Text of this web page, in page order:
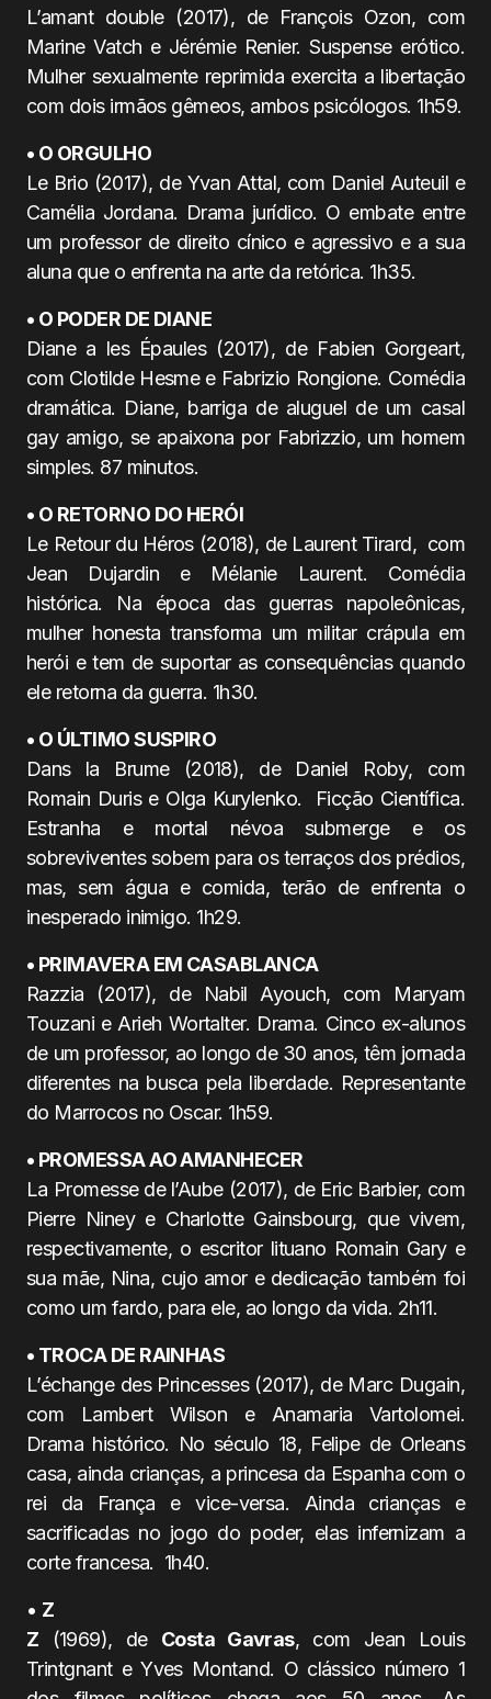
L’amant double (2017), de François Ozon, com
Marine Vatch e Jérémie Renier. Suspense erótico.
Mulher sexualmente reprimida exercita a libertação
com dois irmãos gêmeos, ambos psicólogos. 1h59.
• O ORGULHO
Le Brio (2017), de Yvan Attal, com Daniel Auteuil e
Camélia Jordana. Drama jurídico. O embate entre
um professor de direito cínico e agressivo e a sua
aluna que o enfrenta na arte da retórica. 1h35.
• O PODER DE DIANE
Diane a les Épaules (2017), de Fabien Gorgeart,
com Clotilde Hesme e Fabrizio Rongione. Comédia
dramática. Diane, barriga de aluguel de um casal
gay amigo, se apaixona por Fabrizzio, um homem
simples. 87 minutos.
• O RETORNO DO HERÓI
Le Retour du Héros (2018), de Laurent Tirard, com
Jean Dujardin e Mélanie Laurent. Comédia
histórica. Na época das guerras napoleônicas,
mulher honesta transforma um militar crápula em
herói e tem de suportar as consequências quando
ele retorna da guerra. 1h30.
• O ÚLTIMO SUSPIRO
Dans la Brume (2018), de Daniel Roby, com
Romain Duris e Olga Kurylenko. Ficção Científica.
Estranha e mortal névoa submerge e os
sobreviventes sobem para os terraços dos prédios,
mas, sem água e comida, terão de enfrenta o
inesperado inimigo. 1h29.
• PRIMAVERA EM CASABLANCA
Razzia (2017), de Nabil Ayouch, com Maryam
Touzani e Arieh Wortalter. Drama. Cinco ex-alunos
de um professor, ao longo de 30 anos, têm jornada
diferentes na busca pela liberdade. Representante
do Marrocos no Oscar. 1h59.
• PROMESSA AO AMANHECER
La Promesse de l’Aube (2017), de Eric Barbier, com
Pierre Niney e Charlotte Gainsbourg, que vivem,
respectivamente, o escritor lituano Romain Gary e
sua mãe, Nina, cujo amor e dedicação também foi
como um fardo, para ele, ao longo da vida. 2h11.
• TROCA DE RAINHAS
L’échange des Princesses (2017), de Marc Dugain,
com Lambert Wilson e Anamaria Vartolomei.
Drama histórico. No século 18, Felipe de Orleans
casa, ainda crianças, a princesa da Espanha com o
rei da França e vice-versa. Ainda crianças e
sacrificadas no jogo do poder, elas infernizam a
corte francesa. 1h40.
• Z
Z (1969), de Costa Gavras, com Jean Louis
Trintgnant e Yves Montand. O clássico número 1